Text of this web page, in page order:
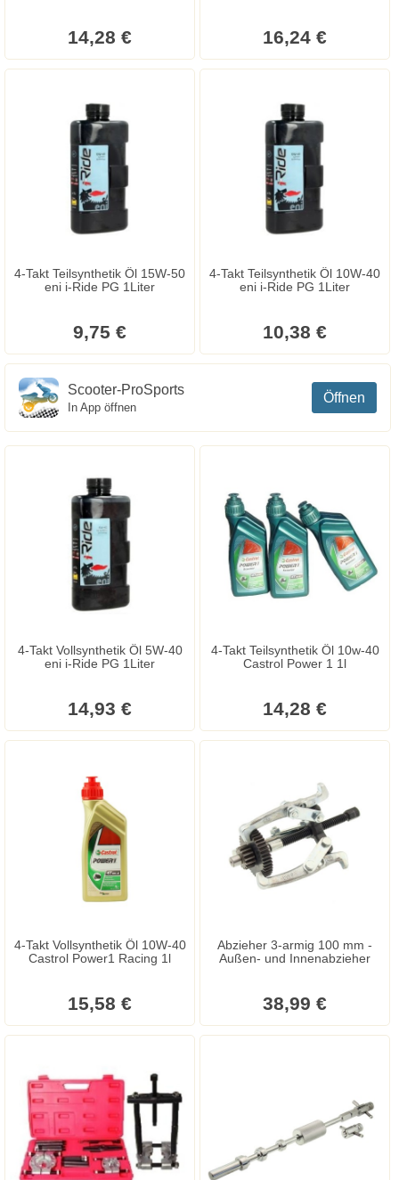
14,28 € 16,24 €
4-Takt Teilsynthetik Öl 15W-50
eni i-Ride PG 1Liter
9,75 €
4-Takt Teilsynthetik Öl 10W-40
eni i-Ride PG 1Liter
10,38 €
Öffnen
Scooter-ProSports
In App öffnen
4-Takt Vollsynthetik Öl 5W-40
eni i-Ride PG 1Liter
14,93 €
4-Takt Teilsynthetik Öl 10w-40
Castrol Power 1 1l
14,28 €
4-Takt Vollsynthetik Öl 10W-40
Castrol Power1 Racing 1l
15,58 €
Abzieher 3-armig 100 mm -
Außen- und Innenabzieher
38,99 €